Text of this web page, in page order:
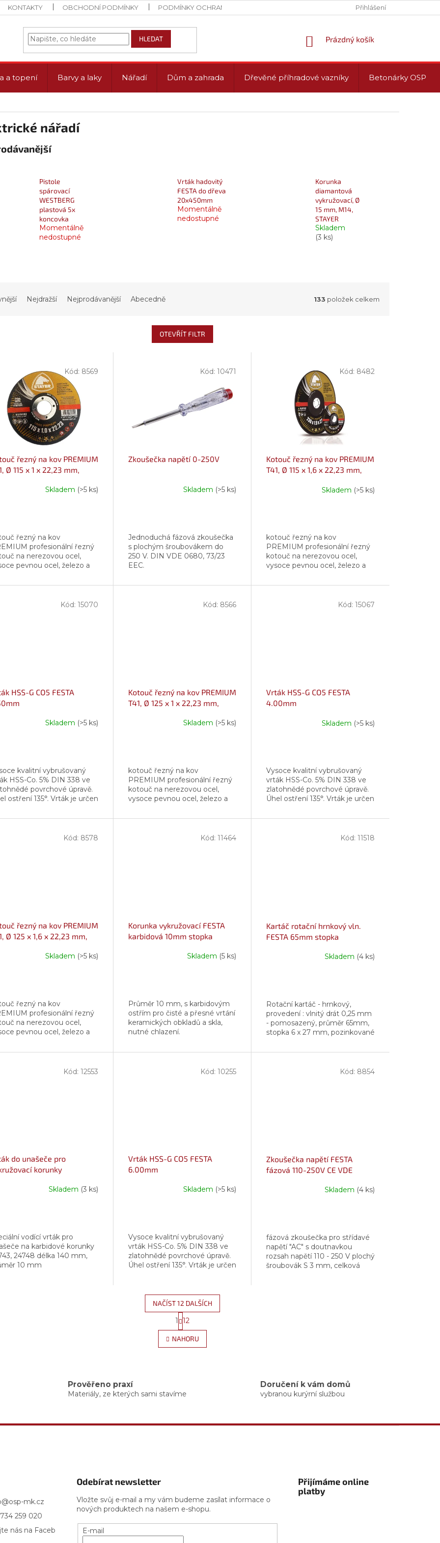
KONTAKTY OBCHODNÍ PODMÍNKY PODMÍNKY OCHRANY OSOBNÍCH ÚDAJŮ (GDPR) PROVOZNÍ DOBA
Přihlášení
HLEDAT
NÁKUPNÍ
Prázdný košík
a topení Barvy a laky Nářadí Dům a zahrada Dřevěné příhradové vazníky Betonárky OSP
nářadí
Pistole
spárovací
WESTBERG
plastová 5x
koncovka
Momentálně
nedostupné
Vrták hadovitý
FESTA do dřeva
20x450mm
Momentálně
nedostupné
Korunka
diamantová
vykružovací, Ø
15 mm, M14,
STAYER
Skladem
(3 ks)
Nejdražší Nejprodávanější Abecedně 133 položek celkem
OTEVŘÍT FILTR
řezný na kov PREMIUM
Ø 115 x 1 x 22,23 mm,
Skladem (>5 ks)
řezný na kov
profesionální řezný
na nerezovou ocel,
pevnou ocel, železo a
22,23 mm provedení:
Kód: 8569
Zkoušečka napětí 0-250V
Skladem (>5 ks)
Jednoduchá fázová zkoušečka
s plochým šroubovákem do
250 V. DIN VDE 0680, 73/23
EEC.
Kód: 10471
Kotouč řezný na kov PREMIUM
T41, Ø 115 x 1,6 x 22,23 mm,
Skladem (>5 ks)
kotouč řezný na kov
PREMIUM profesionální řezný
kotouč na nerezovou ocel,
vysoce pevnou ocel, železo a
otvoru: 22,23 mm provedení:
Kód: 8482
HSS-G CO5 FESTA
Skladem (>5 ks)
kvalitní vybrušovaný
HSS-Co. 5% DIN 338 ve
povrchové úpravě.
ostření 135°. Vrták je určen
železa, litiny nebo...
Kód: 15070
Kotouč řezný na kov PREMIUM
T41, Ø 125 x 1 x 22,23 mm,
Skladem (>5 ks)
kotouč řezný na kov
PREMIUM profesionální řezný
kotouč na nerezovou ocel,
vysoce pevnou ocel, železo a
otvoru: 22,23 mm provedení:
Kód: 8566
Vrták HSS-G CO5 FESTA
4.00mm
Skladem (>5 ks)
Vysoce kvalitní vybrušovaný
vrták HSS-Co. 5% DIN 338 ve
zlatohnědé povrchové úpravě.
Úhel ostření 135°. Vrták je určen
oceli, železa, litiny nebo...
Kód: 15067
řezný na kov PREMIUM
Ø 125 x 1,6 x 22,23 mm,
Skladem (>5 ks)
řezný na kov
profesionální řezný
na nerezovou ocel,
pevnou ocel, železo a
22,23 mm provedení:
Kód: 8578
Korunka vykružovací FESTA
karbidová 10mm stopka
Skladem (5 ks)
Průměr 10 mm, s karbidovým
ostřím pro čisté a přesné vrtání
keramických obkladů a skla,
nutné chlazení.
Kód: 11464
Kartáč rotační hrnkový vln.
FESTA 65mm stopka
Skladem (4 ks)
Rotační kartáč - hrnkový,
provedení : vlnitý drát 0,25 mm
- pomosazený, průměr 65mm,
stopka 6 x 27 mm, pozinkované
délka drátu : 18,5 mm, max....
Kód: 11518
do unašeče pro
korunky
Skladem (3 ks)
vodící vrták pro
na karbidové korunky
24748 délka 140 mm,
10 mm
Kód: 12553
Vrták HSS-G CO5 FESTA
6.00mm
Skladem (>5 ks)
Vysoce kvalitní vybrušovaný
vrták HSS-Co. 5% DIN 338 ve
zlatohnědé povrchové úpravě.
Úhel ostření 135°. Vrták je určen
Kód: 10255
Zkoušečka napětí FESTA
fázová 110-250V CE VDE
Skladem (4 ks)
fázová zkoušečka pro střídavé
napětí "AC" s doutnavkou
rozsah napětí 110 - 250 V plochý
šroubovák S 3 mm, celková
Kód: 8854
O
v
l
í
p
k
NAČÍST 12 DALŠÍCH
S
t
r
á
n
n
í
1 12
NAHORU
Prověřeno praxí
Materiály, ze kterých sami stavíme
Doručení k vám domů
vybranou kurýrní službou
@osp-mk.cz
259 020
nás na Faceb
Odebírat newsletter
Vložte svůj e-mail a my vám budeme zasílat informace o
nových produktech na našem e-shopu.
E-mail
Přijímáme online
platby